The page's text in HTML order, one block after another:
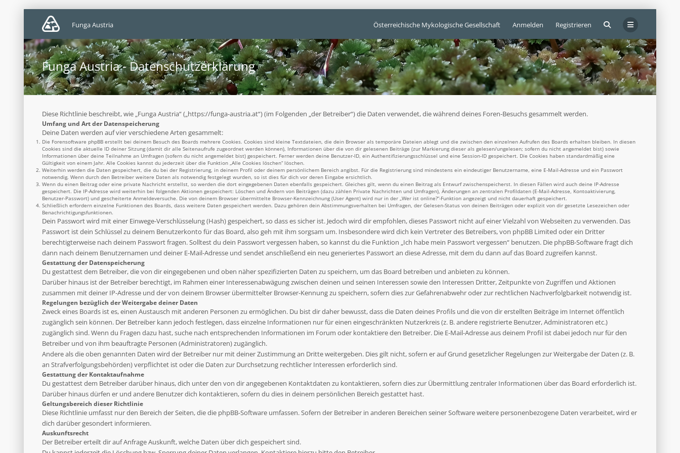
Österreichische Mykologische Gesellschaft Anmelden Registrieren
Funga Austria
Funga Austria - Datenschutzerklärung
Diese Richtlinie beschreibt, wie „Funga Austria“ („https://funga-austria.at“) (im Folgenden „der Betreiber“) die Daten verwendet, die während deines Foren-Besuchs gesammelt werden.
Umfang und Art der Datenspeicherung
Deine Daten werden auf vier verschiedene Arten gesammelt:
Die Forensoftware phpBB erstellt bei deinem Besuch des Boards mehrere Cookies. Cookies sind kleine Textdateien, die dein Browser als temporäre Dateien ablegt und die zwischen den einzelnen Aufrufen des Boards erhalten bleiben. In diesen
Cookies sind die aktuelle ID deiner Sitzung (damit dir alle Seitenaufrufe zugeordnet werden können), Informationen über die von dir gelesenen Beiträge (zur Markierung dieser als gelesen/ungelesen; sofern du nicht angemeldet bist) sowie
Informationen über deine Teilnahme an Umfragen (sofern du nicht angemeldet bist) gespeichert. Ferner werden deine Benutzer-ID, ein Authentifizierungsschlüssel und eine Session-ID gespeichert. Die Cookies haben standardmäßig eine
Gültigkeit von einem Jahr. Alle Cookies kannst du jederzeit über die Funktion „Alle Cookies löschen“ löschen.
Weiterhin werden die Daten gespeichert, die du bei der Registrierung, in deinem Profil oder deinem persönlichem Bereich angibst. Für die Registrierung sind mindestens ein eindeutiger Benutzername, eine E-Mail-Adresse und ein Passwort
notwendig. Wenn durch den Betreiber weitere Daten als notwendig festgelegt wurden, so ist dies für dich vor deren Eingabe ersichtlich.
Wenn du einen Beitrag oder eine private Nachricht erstellst, so werden die dort eingegebenen Daten ebenfalls gespeichert. Gleiches gilt, wenn du einen Beitrag als Entwurf zwischenspeicherst. In diesen Fällen wird auch deine IP-Adresse
gespeichert. Die IP-Adresse wird weiterhin bei folgenden Aktionen gespeichert: Löschen und Ändern von Beiträgen (dazu zählen Private Nachrichten und Umfragen), Änderungen an zentralen Profildaten (E-Mail-Adresse, Kontoaktivierung,
Benutzer-Passwort) und gescheiterte Anmeldeversuche. Die von deinem Browser übermittelte Browser-Kennzeichnung (User Agent) wird nur in der „Wer ist online?“-Funktion angezeigt und nicht dauerhaft gespeichert.
Schließlich erfordern einzelne Funktionen des Boards, dass weitere Daten gespeichert werden. Dazu gehören dein Abstimmungsverhalten bei Umfragen, der Gelesen-Status von deinen Beiträgen oder explizit von dir gesetzte Lesezeichen oder
Benachrichtigungsfunktionen.
Dein Passwort wird mit einer Einwege-Verschlüsselung (Hash) gespeichert, so dass es sicher ist. Jedoch wird dir empfohlen, dieses Passwort nicht auf einer Vielzahl von Webseiten zu verwenden. Das
Passwort ist dein Schlüssel zu deinem Benutzerkonto für das Board, also geh mit ihm sorgsam um. Insbesondere wird dich kein Vertreter des Betreibers, von phpBB Limited oder ein Dritter
berechtigterweise nach deinem Passwort fragen. Solltest du dein Passwort vergessen haben, so kannst du die Funktion „Ich habe mein Passwort vergessen“ benutzen. Die phpBB-Software fragt dich
dann nach deinem Benutzernamen und deiner E-Mail-Adresse und sendet anschließend ein neu generiertes Passwort an diese Adresse, mit dem du dann auf das Board zugreifen kannst.
Gestattung der Datenspeicherung
Du gestattest dem Betreiber, die von dir eingegebenen und oben näher spezifizierten Daten zu speichern, um das Board betreiben und anbieten zu können.
Darüber hinaus ist der Betreiber berechtigt, im Rahmen einer Interessenabwägung zwischen deinen und seinen Interessen sowie den Interessen Dritter, Zeitpunkte von Zugriffen und Aktionen
zusammen mit deiner IP-Adresse und der von deinem Browser übermittelter Browser-Kennung zu speichern, sofern dies zur Gefahrenabwehr oder zur rechtlichen Nachverfolgbarkeit notwendig ist.
Regelungen bezüglich der Weitergabe deiner Daten
Zweck eines Boards ist es, einen Austausch mit anderen Personen zu ermöglichen. Du bist dir daher bewusst, dass die Daten deines Profils und die von dir erstellten Beiträge im Internet öffentlich
zugänglich sein können. Der Betreiber kann jedoch festlegen, dass einzelne Informationen nur für einen eingeschränkten Nutzerkreis (z. B. andere registrierte Benutzer, Administratoren etc.)
zugänglich sind. Wenn du Fragen dazu hast, suche nach entsprechenden Informationen im Forum oder kontaktiere den Betreiber. Die E-Mail-Adresse aus deinem Profil ist dabei jedoch nur für den
Betreiber und von ihm beauftragte Personen (Administratoren) zugänglich.
Andere als die oben genannten Daten wird der Betreiber nur mit deiner Zustimmung an Dritte weitergeben. Dies gilt nicht, sofern er auf Grund gesetzlicher Regelungen zur Weitergabe der Daten (z. B.
an Strafverfolgungsbehörden) verpflichtet ist oder die Daten zur Durchsetzung rechtlicher Interessen erforderlich sind.
Gestattung der Kontaktaufnahme
Du gestattest dem Betreiber darüber hinaus, dich unter den von dir angegebenen Kontaktdaten zu kontaktieren, sofern dies zur Übermittlung zentraler Informationen über das Board erforderlich ist.
Darüber hinaus dürfen er und andere Benutzer dich kontaktieren, sofern du dies in deinem persönlichen Bereich gestattet hast.
Geltungsbereich dieser Richtlinie
Diese Richtlinie umfasst nur den Bereich der Seiten, die die phpBB-Software umfassen. Sofern der Betreiber in anderen Bereichen seiner Software weitere personenbezogene Daten verarbeitet, wird er
dich darüber gesondert informieren.
Auskunftsrecht
Der Betreiber erteilt dir auf Anfrage Auskunft, welche Daten über dich gespeichert sind.